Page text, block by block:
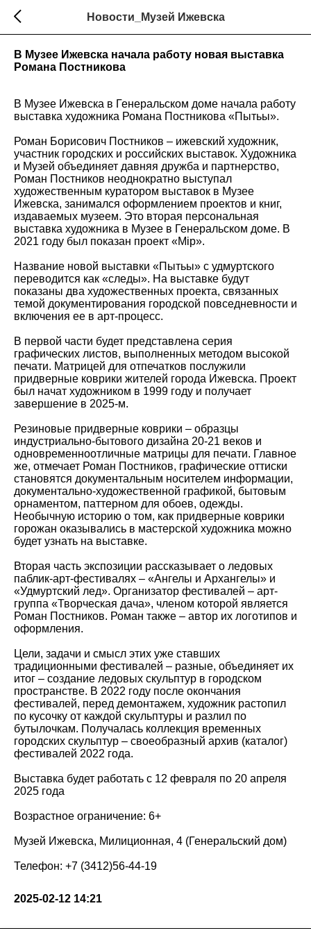
Новости_Музей Ижевска
В Музее Ижевска начала работу новая выставка
Романа Постникова
В Музее Ижевска в Генеральском доме начала работу
выставка художника Романа Постникова «Пытьы».
Роман Борисович Постников – ижевский художник,
участник городских и российских выставок. Художника
и Музей объединяет давняя дружба и партнерство,
Роман Постников неоднократно выступал
художественным куратором выставок в Музее
Ижевска, занимался оформлением проектов и книг,
издаваемых музеем. Это вторая персональная
выставка художника в Музее в Генеральском доме. В
2021 году был показан проект «Мiр».
Название новой выставки «Пытьы» с удмуртского
переводится как «следы». На выставке будут
показаны два художественных проекта, связанных
темой документирования городской повседневности и
включения ее в арт-процесс.
В первой части будет представлена серия
графических листов, выполненных методом высокой
печати. Матрицей для отпечатков послужили
придверные коврики жителей города Ижевска. Проект
был начат художником в 1999 году и получает
завершение в 2025-м.
Резиновые придверные коврики – образцы
индустриально-бытового дизайна 20-21 веков и
одновременноотличные матрицы для печати. Главное
же, отмечает Роман Постников, графические оттиски
становятся документальным носителем информации,
документально-художественной графикой, бытовым
орнаментом, паттерном для обоев, одежды.
Необычную историю о том, как придверные коврики
горожан оказывались в мастерской художника можно
будет узнать на выставке.
Вторая часть экспозиции рассказывает о ледовых
паблик-арт-фестивалях – «Ангелы и Архангелы» и
«Удмуртский лед». Организатор фестивалей – арт-
группа «Творческая дача», членом которой является
Роман Постников. Роман также – автор их логотипов и
оформления.
Цели, задачи и смысл этих уже ставших
традиционными фестивалей – разные, объединяет их
итог – создание ледовых скульптур в городском
пространстве. В 2022 году после окончания
фестивалей, перед демонтажем, художник растопил
по кусочку от каждой скульптуры и разлил по
бутылочкам. Получалась коллекция временных
городских скульптур – своеобразный архив (каталог)
фестивалей 2022 года.
Выставка будет работать с 12 февраля по 20 апреля
2025 года
Возрастное ограничение: 6+
Музей Ижевска, Милиционная, 4 (Генеральский дом)
Телефон: +7 (3412)56-44-19
2025-02-12 14:21